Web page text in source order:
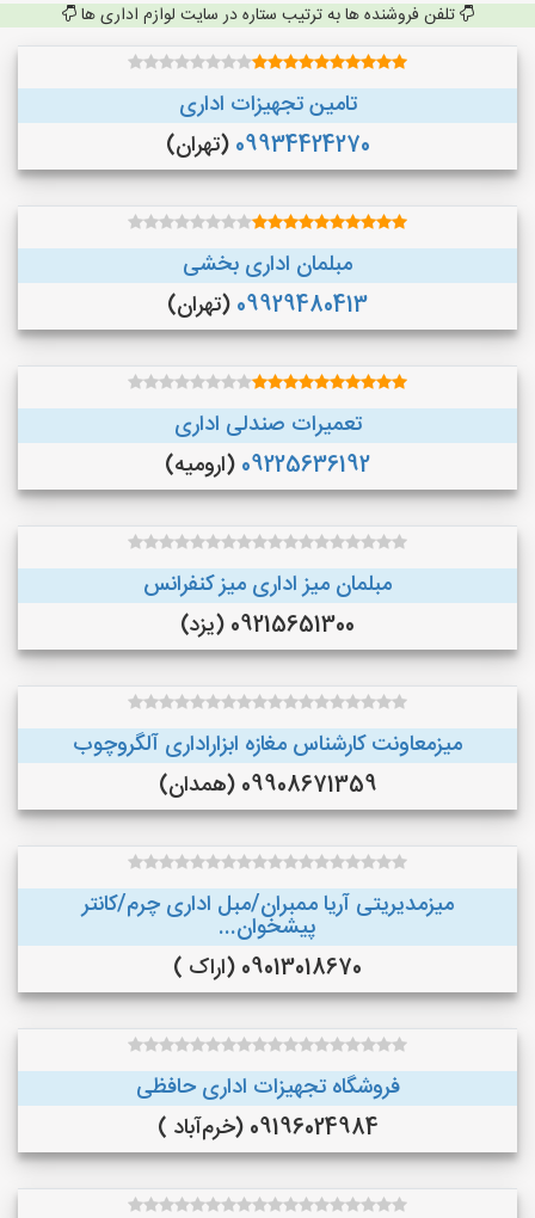
تلفن فروشنده ها به ترتیب ستاره در سایت لوازم اداری ها
تامین تجهیزات اداری
09934424270 (تهران)
مبلمان اداری بخشی
09929480413 (تهران)
تعمیرات صندلی اداری
09225636192 (ارومیه)
مبلمان میز اداری میز کنفرانس
09215651300 (یزد)
میزمعاونت کارشناس مغازه ابزاراداری آلگروچوب
09908671359 (همدان)
میزمدیریتی آریا ممبران/مبل اداری چرم/کانتر
پیشخوان...
09013018670 (اراک )
فروشگاه تجهیزات اداری حافظی
09196024984 (خرم‌آباد )